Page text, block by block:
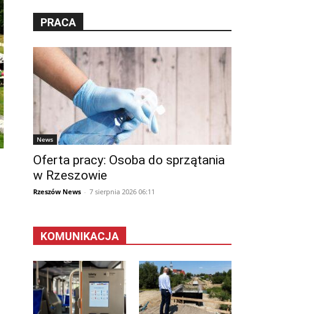
PRACA
News
Oferta pracy: Osoba do sprzątania
w Rzeszowie
Rzeszów News - 7 sierpnia 2026 06:11
KOMUNIKACJA